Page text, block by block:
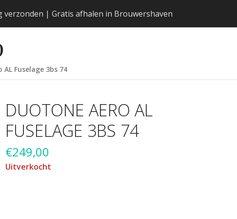
verzonden | Gratis afhalen in Brouwershaven
Fuselage 3bs 74
DUOTONE AERO AL
FUSELAGE 3BS 74
€249,00
Uitverkocht